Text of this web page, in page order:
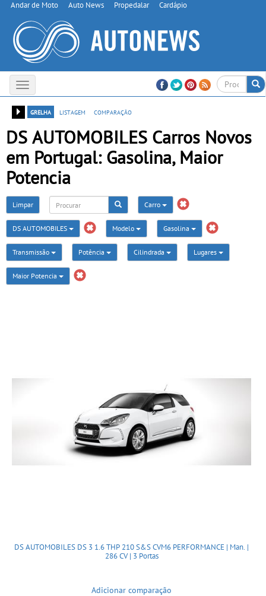
Andar de Moto Auto News Propedalar Cardápio
Toggle
navigation
grelha
listagem comparação
DS AUTOMOBILES Carros Novos
em Portugal: Gasolina, Maior
Potencia
Limpar Carro
DS AUTOMOBILES Modelo Gasolina
Transmissão Potência Cilindrada Lugares
Maior Potencia
DS AUTOMOBILES DS 3 1.6 THP 210 S&S CVM6 PERFORMANCE | Man. |
286 CV | 3 Portas
Adicionar comparação